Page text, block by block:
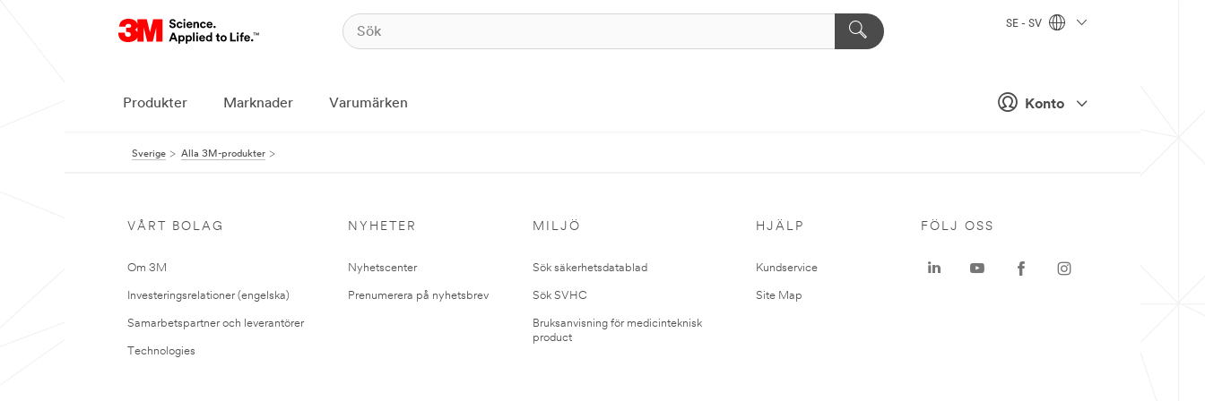
Konto
SE - SV
Produkter Marknader Varumärken
Sverige Alla 3M-produkter
VÅRT BOLAG
Om 3M
Investeringsrelationer (engelska)
Samarbetspartner och leverantörer
Technologies
NYHETER
Nyhetscenter
Prenumerera på nyhetsbrev
MILJÖ
Sök säkerhetsdatablad
Sök SVHC
Bruksanvisning för medicinteknisk
product
HJÄLP
Kundservice
Site Map
FÖLJ OSS